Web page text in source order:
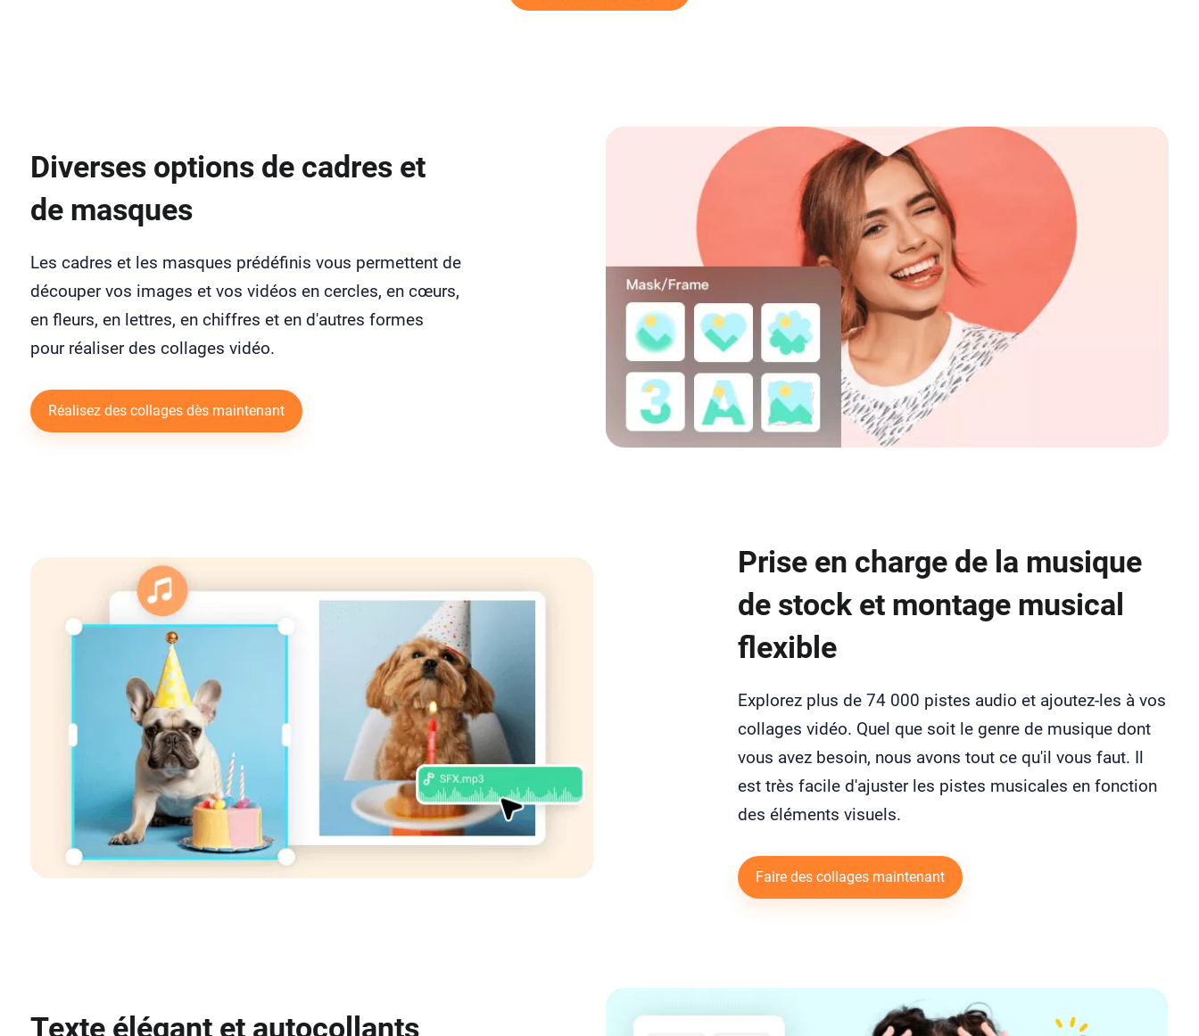
Diverses options de cadres et
de masques
Les cadres et les masques prédéfinis vous permettent de
découper vos images et vos vidéos en cercles, en cœurs,
en fleurs, en lettres, en chiffres et en d'autres formes
pour réaliser des collages vidéo.
Réalisez des collages dès maintenant
Prise en charge de la musique
de stock et montage musical
flexible
Explorez plus de 74 000 pistes audio et ajoutez-les à vos
collages vidéo. Quel que soit le genre de musique dont
vous avez besoin, nous avons tout ce qu'il vous faut. Il
est très facile d'ajuster les pistes musicales en fonction
des éléments visuels.
Faire des collages maintenant
Texte élégant et autocollants